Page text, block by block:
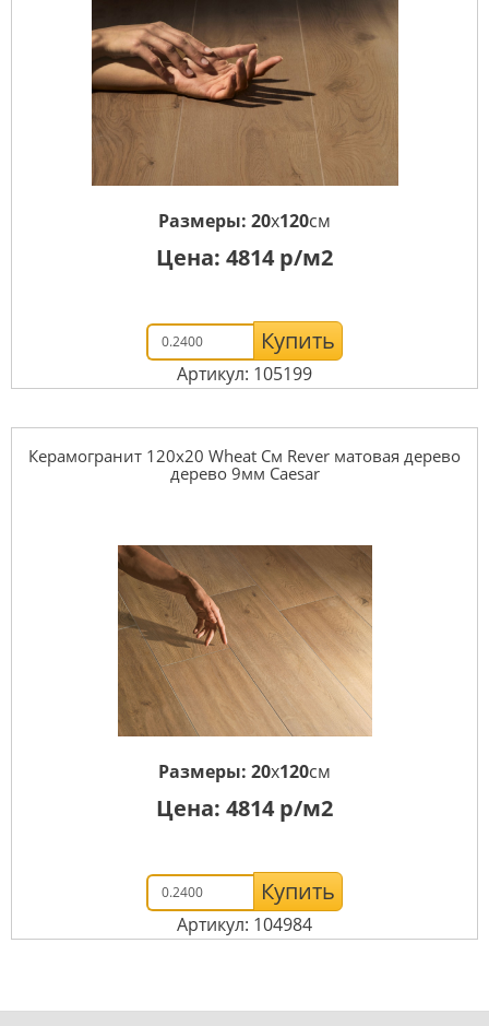
Размеры: 20x120см
Цена: 4814 р/м2
Купить
Артикул: 105199
Керамогранит 120x20 Wheat См Rever матовая дерево
дерево 9мм Caesar
Размеры: 20x120см
Цена: 4814 р/м2
Купить
Артикул: 104984